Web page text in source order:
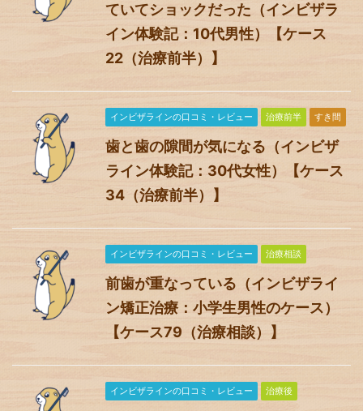
ていてショックだった（インビザラ
イン体験記：10代男性）【ケース
22（治療前半）】
インビザラインの口コミ・レビュー 治療前半 すき間
歯と歯の隙間が気になる（インビザ
ライン体験記：30代女性）【ケース
34（治療前半）】
インビザラインの口コミ・レビュー 治療相談
前歯が重なっている（インビザライ
ン矯正治療：小学生男性のケース）
【ケース79（治療相談）】
インビザラインの口コミ・レビュー 治療後